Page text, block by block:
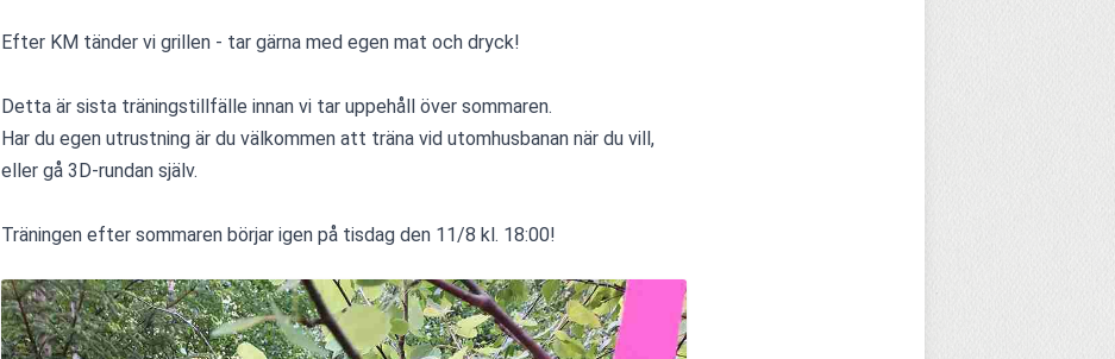
Efter KM tänder vi grillen - tar gärna med egen mat och dryck!
Detta är sista träningstillfälle innan vi tar uppehåll över sommaren.
Har du egen utrustning är du välkommen att träna vid utomhusbanan när du vill,
eller gå 3D-rundan själv.
Träningen efter sommaren börjar igen på tisdag den 11/8 kl. 18:00!